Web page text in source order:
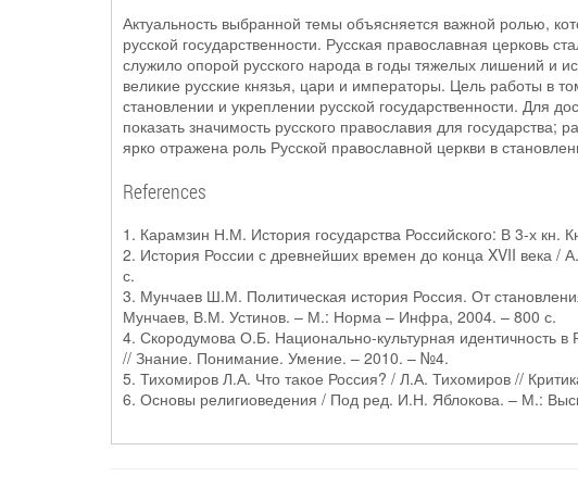
Актуальность выбранной темы объясняется важной ролью,
русской государственности. Русская православная церковь
служило опорой русского народа в годы тяжелых лишений и
великие русские князья, цари и императоры. Цель работы в
становлении и укреплении русской государственности. Для
показать значимость русского православия для
ярко отражена роль Русской православной церкви в
References
1. Карамзин Н.М. История государства Российского: В 3-х кн.
2. История России с древнейших времен до конца XVII века
с.
3. Мунчаев Ш.М. Политическая история Россия. От
Мунчаев, В.М. Устинов. – М.: Норма – Инфра, 2004. – 800 с.
4. Скородумова О.Б. Национально-культурная идентичность
// Знание. Понимание. Умение. – 2010. – №4.
5. Тихомиров Л.А. Что такое Россия? / Л.А. Тихомиров //
6. Основы религиоведения / Под ред. И.Н. Яблокова. – М.: